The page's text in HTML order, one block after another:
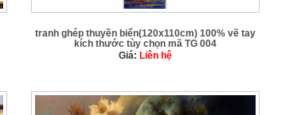
tranh ghép thuyền biển(120x110cm) 100% vẽ tay
kích thước tùy chọn mã TG 004
Giá: Liên hệ